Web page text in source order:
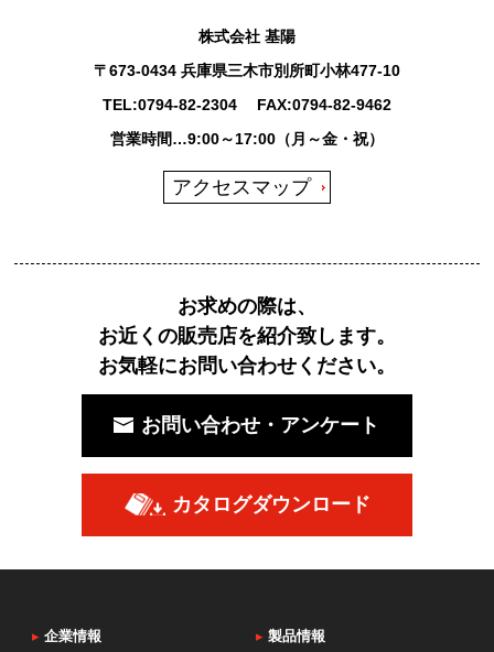
株式会社 基陽
〒673-0434 兵庫県三木市別所町小林477-10
TEL:0794-82-2304FAX:0794-82-9462
営業時間…9:00～17:00（月～金・祝）
アクセスマップ
お求めの際は、
お近くの販売店を紹介致します。
お気軽にお問い合わせください。
お問い合わせ・アンケート
カタログダウンロード
▸ 企業情報 ▸ 製品情報